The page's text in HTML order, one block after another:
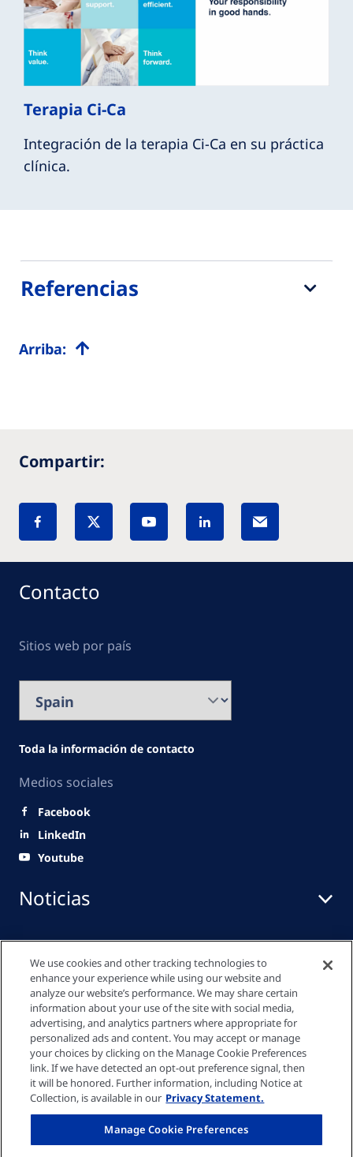
Terapia Ci-Ca
Integración de la terapia Ci-Ca en su práctica
clínica.
Referencias
Arriba:
Compartir:
Noticias
Centro de medios
Enlaces rápidos
Contacto
Sitios web por país
Toda la información de contacto
Medios sociales
Facebook
LinkedIn
Youtube
Política de Privacidad
Política de cookies
We use cookies and other tracking technologies to
enhance your experience while using our website and
analyze our website’s performance. We may share certain
information about your use of the site with social media,
advertising, and analytics partners where appropriate for
personalized ads and content. You may accept or manage
your choices by clicking on the Manage Cookie Preferences
link. If we have detected an opt-out preference signal, then
it will be honored. Further information, including Notice at
Collection, is available in our Privacy Statement.
Manage Cookie Preferences